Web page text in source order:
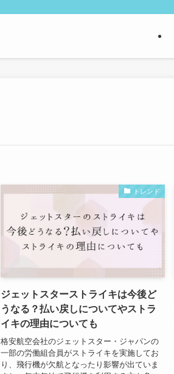
トレンド
ジェットスターストライキは今後ど
うなる？払い戻しについてやストラ
イキの理由についても
格安航空会社のジェットスター・ジャパンの
一部の労働組合員がストライキを実施してお
り、飛行機が欠航となったり影響が出ていま